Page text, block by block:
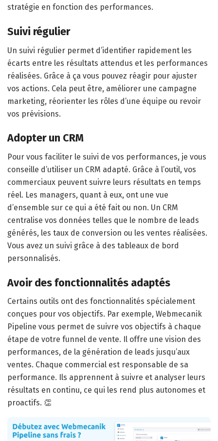
stratégie en fonction des performances.
Suivi régulier
Un suivi régulier permet d’identifier rapidement les
écarts entre les résultats attendus et les performances
réalisées. Grâce à ça vous pouvez réagir pour ajuster
vos actions. Cela peut être, améliorer une campagne
marketing, réorienter les rôles d’une équipe ou revoir
vos prévisions.
Adopter un CRM
Pour vous faciliter le suivi de vos performances, je vous
conseille d’utiliser un CRM adapté. Grâce à l’outil, vos
commerciaux peuvent suivre leurs résultats en temps
réel. Les managers, quant à eux, ont une vue
d’ensemble sur ce qui a été fait ou non. Un CRM
centralise vos données telles que le nombre de leads
générés, les taux de conversion ou les ventes réalisées.
Vous avez un suivi grâce à des tableaux de bord
personnalisés.
Avoir des fonctionnalités adaptés
Certains outils ont des fonctionnalités spécialement
conçues pour vos objectifs. Par exemple, Webmecanik
Pipeline vous permet de suivre vos objectifs à chaque
étape de votre funnel de vente. Il offre une vision des
performances, de la génération de leads jusqu’aux
ventes. Chaque commercial est responsable de sa
performance. Ils apprennent à suivre et analyser leurs
résultats en continu, ce qui les rend plus autonomes et
proactifs. 👏